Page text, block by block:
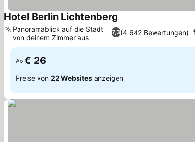
Hotel Berlin Lichtenberg
7,3(4 642 Bewertungen)
Panoramablick auf die Stadt
von deinem Zimmer aus
Ab € 26
Preise von 22 Websites anzeigen